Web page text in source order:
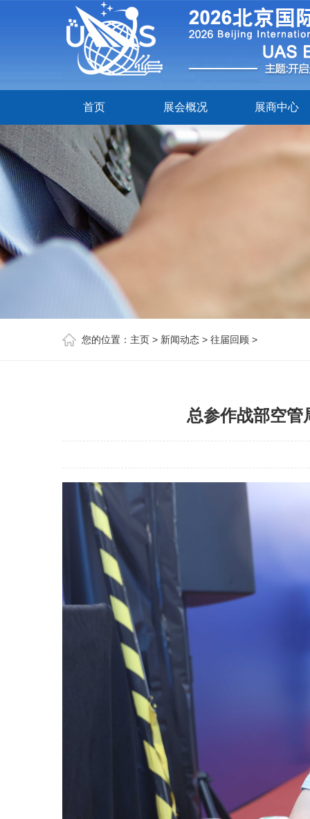
首页 展会概况 展商中心
您的位置： 主页 > 新闻动态 > 往届回顾 >
总参作战部空管